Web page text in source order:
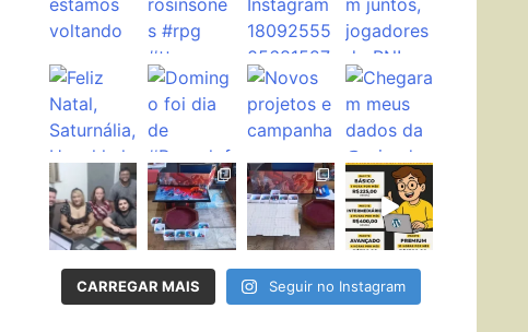
CARREGAR MAIS Seguir no Instagram